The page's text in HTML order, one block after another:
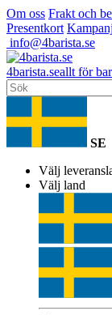
Om oss Frakt och
Presentkort
info@4barista.se
4barista.seallt för
SE
Välj
Välj land